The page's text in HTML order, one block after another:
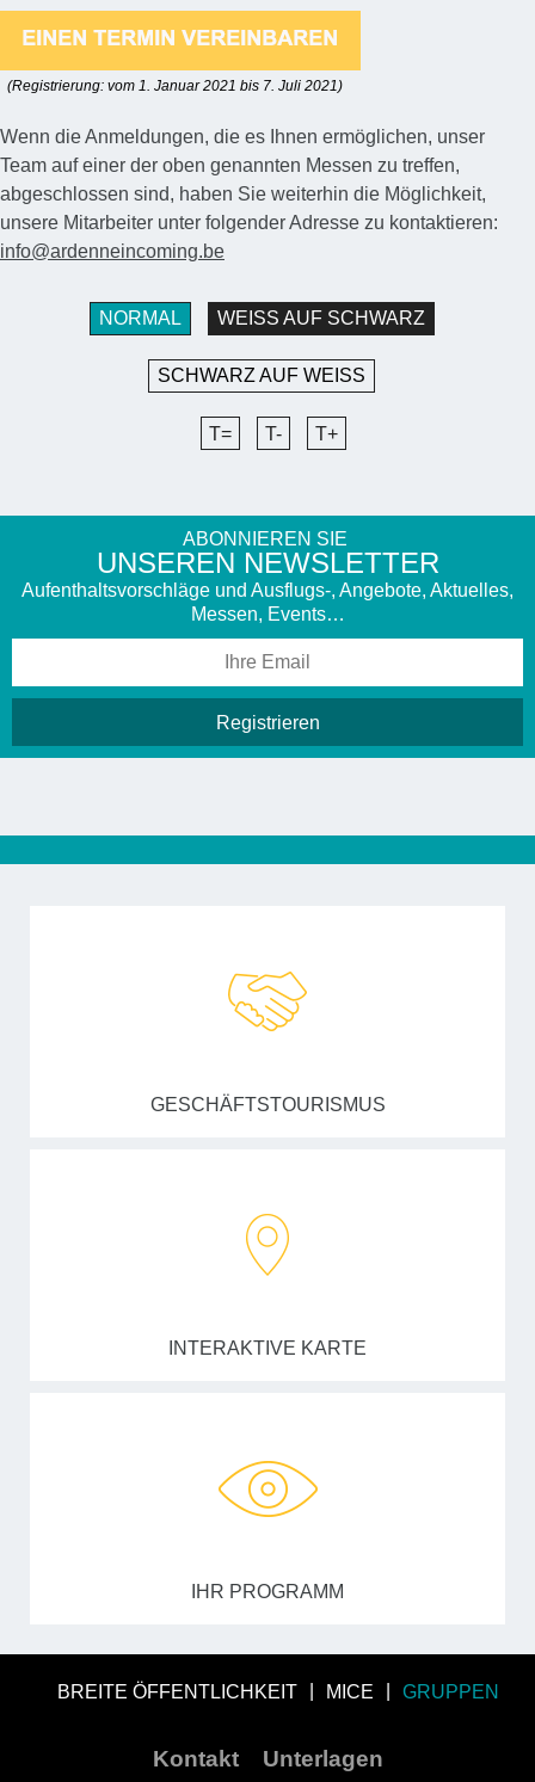
(Registrierung: vom 1. Januar 2021 bis 7. Juli 2021)
Wenn die Anmeldungen, die es Ihnen ermöglichen, unser
Team auf einer der oben genannten Messen zu treffen,
abgeschlossen sind, haben Sie weiterhin die Möglichkeit,
unsere Mitarbeiter unter folgender Adresse zu kontaktieren:
info@ardenneincoming.be
NORMAL WEISS AUF SCHWARZ
SCHWARZ AUF WEISS
T= T- T+
ABONNIEREN SIE
UNSEREN NEWSLETTER
Aufenthaltsvorschläge und Ausflugs-, Angebote, Aktuelles,
Messen, Events…
GESCHÄFTSTOURISMUS
INTERAKTIVE KARTE
IHR PROGRAMM
BREITE ÖFFENTLICHKEIT MICE GRUPPEN
Kontakt Unterlagen